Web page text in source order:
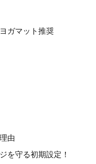
ガマット推奨
由
守る初期設定！